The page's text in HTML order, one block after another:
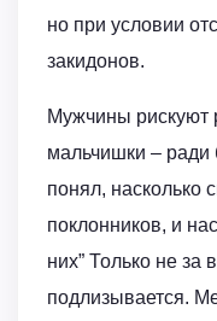
но при условии
закидонов.
Мужчины рискуют
мальчишки – ради
понял, насколько
поклонников, и
них” Только не за
подлизывается.